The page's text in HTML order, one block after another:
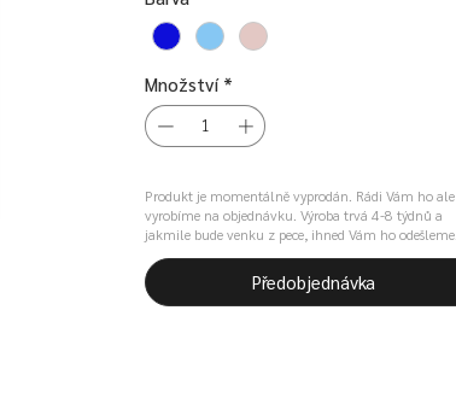
Množství *
Produkt je momentálně vyprodán. Rádi Vám ho ale
vyrobíme na objednávku. Výroba trvá 4-8 týdnů a
jakmile bude venku z pece, ihned Vám ho odešleme.
Předobjednávka